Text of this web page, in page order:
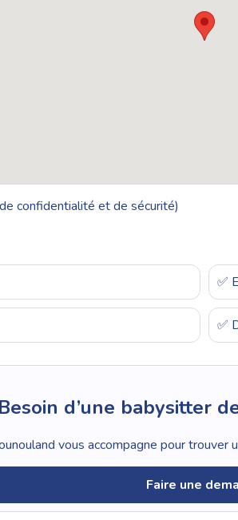
confidentialité et de sécurité)
✅
✅
Besoin d’une babysitter
vous accompagne pour trouver
Faire une